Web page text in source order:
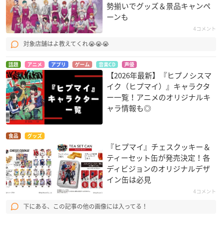
勢揃いでグッズ＆景品キャンペ
ーンも
4コメント
対象店舗はよ教えてくれ😭😭😭
話題 アニメ アプリ ゲーム 音楽CD 声優
【2026年最新】『ヒプノシスマ
イク（ヒプマイ）』キャラクタ
ー一覧！アニメのオリジナルキ
ャラ情報も◎
食品 グッズ
『ヒプマイ』チェスクッキー＆
ティーセット缶が発売決定！各
ディビジョンのオリジナルデザ
イン缶は必見
4コメント
下にある、この記事の他の画像には入ってる！